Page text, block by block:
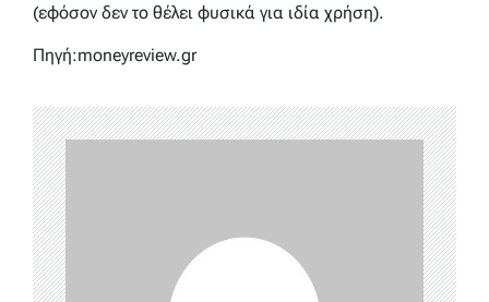
(εφόσον δεν το θέλει φυσικά για ιδία χρήση).
Πηγή:moneyreview.gr